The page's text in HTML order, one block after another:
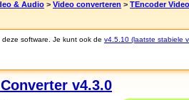
& Audio > Video converteren > TEncoder
software. Je kunt ook de v4.5.10 (laatste stabiele
v4.3.0